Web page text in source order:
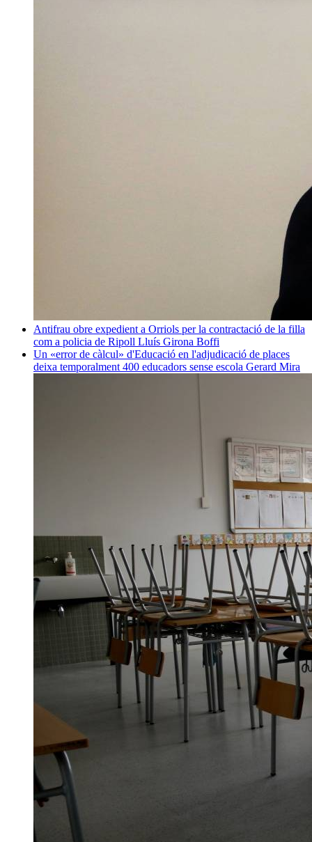
Antifrau obre expedient a Orriols per la contractació de la filla
com a policia de Ripoll Lluís Girona Boffi
Un «error de càlcul» d'Educació en l'adjudicació de places
deixa temporalment 400 educadors sense escola Gerard Mira